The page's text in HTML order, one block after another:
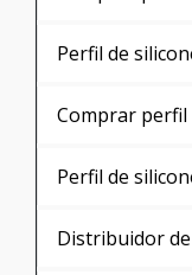
Perfil de
Perfil de
Perfil de
Perfil de
Perfil de